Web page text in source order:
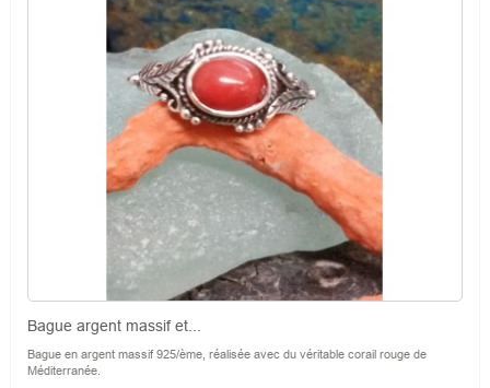
Bague argent massif et...
Bague en argent massif 925/ème, réalisée avec du véritable corail rouge de
Méditerranée.